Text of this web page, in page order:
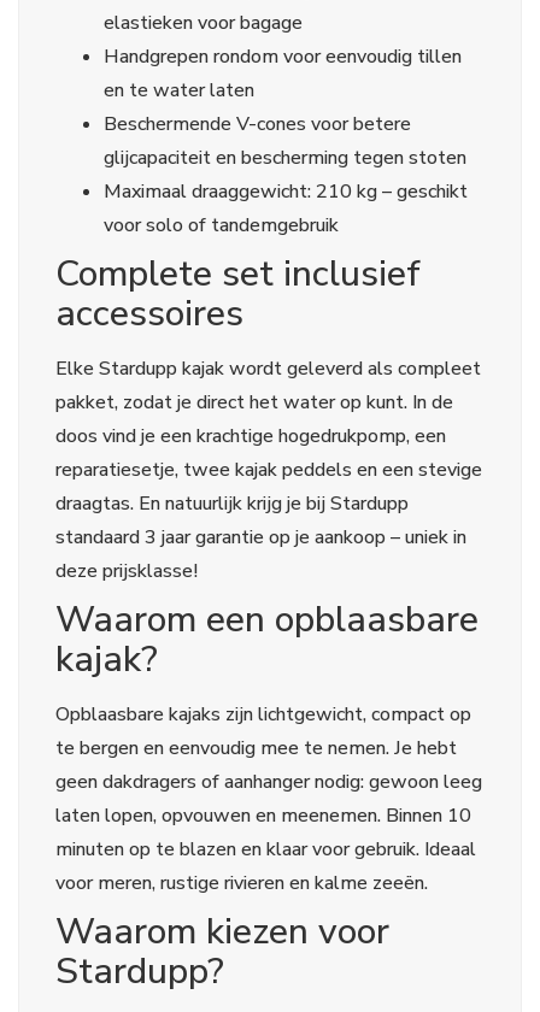
elastieken voor bagage
Handgrepen rondom voor eenvoudig tillen
en te water laten
Beschermende V-cones voor betere
glijcapaciteit en bescherming tegen stoten
Maximaal draaggewicht: 210 kg – geschikt
voor solo of tandemgebruik
Complete set inclusief
accessoires
Elke Stardupp kajak wordt geleverd als compleet
pakket, zodat je direct het water op kunt. In de
doos vind je een krachtige hogedrukpomp, een
reparatiesetje, twee kajak peddels en een stevige
draagtas. En natuurlijk krijg je bij Stardupp
standaard 3 jaar garantie op je aankoop – uniek in
deze prijsklasse!
Waarom een opblaasbare
kajak?
Opblaasbare kajaks zijn lichtgewicht, compact op
te bergen en eenvoudig mee te nemen. Je hebt
geen dakdragers of aanhanger nodig: gewoon leeg
laten lopen, opvouwen en meenemen. Binnen 10
minuten op te blazen en klaar voor gebruik. Ideaal
voor meren, rustige rivieren en kalme zeeën.
Waarom kiezen voor
Stardupp?